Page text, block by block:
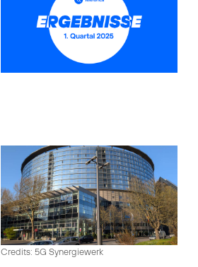
Credits: 5G Synergiewerk